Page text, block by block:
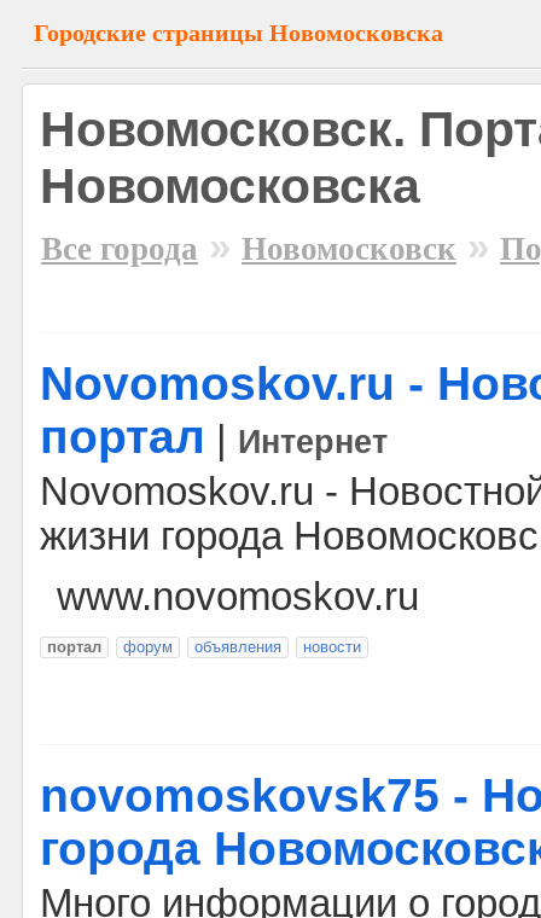
Городские страницы Новомосковска
Новомосковск.
Новомосковска
Все города » Новомосковск »
Novomoskov.ru -
портал
Интернет
Novomoskov.ru -
жизни города
www.novomoskov.ru
портал форум объявления новости
novomoskovsk75 -
города
Много информации о